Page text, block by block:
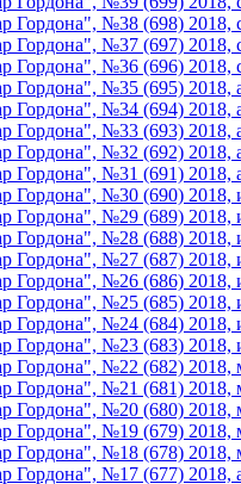
Гордона", №38 (698) 2018,
Гордона", №37 (697) 2018,
Гордона", №36 (696) 2018,
Гордона", №35 (695) 2018,
Гордона", №34 (694) 2018,
Гордона", №33 (693) 2018,
Гордона", №32 (692) 2018,
Гордона", №31 (691) 2018,
Гордона", №30 (690) 2018,
Гордона", №29 (689) 2018,
Гордона", №28 (688) 2018,
Гордона", №27 (687) 2018,
Гордона", №26 (686) 2018,
Гордона", №25 (685) 2018,
Гордона", №24 (684) 2018,
Гордона", №23 (683) 2018,
Гордона", №22 (682) 2018,
Гордона", №21 (681) 2018,
Гордона", №20 (680) 2018,
Гордона", №19 (679) 2018,
Гордона", №18 (678) 2018,
Гордона", №17 (677) 2018,